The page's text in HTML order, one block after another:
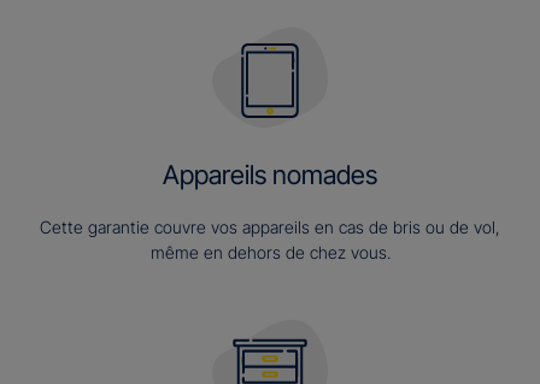
Appareils nomades
Cette garantie couvre vos appareils en cas de bris ou de vol,
même en dehors de chez vous.